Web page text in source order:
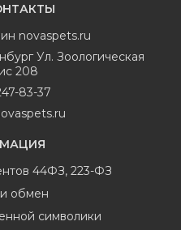
novaspets.ru
Ул. Зоологическая
208
83-37
44ФЗ, 223-ФЗ
обмен
символики